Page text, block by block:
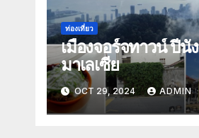
ท่องเที่ยว
เมืองจอร์จทาวน์ ปีนัง
มาเลเซีย
OCT 29, 2024 ADMIN